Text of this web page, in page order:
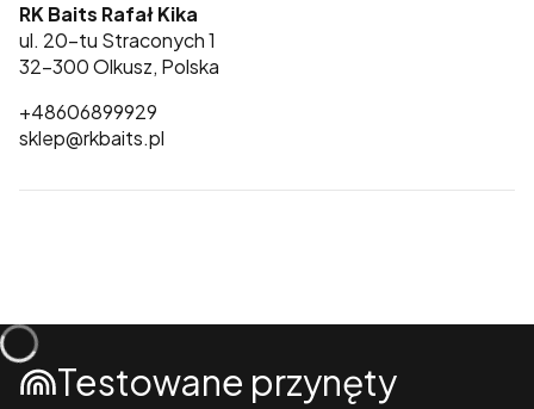
RK Baits Rafał Kika
ul. 20-tu Straconych 1
32-300 Olkusz, Polska
+48606899929
sklep@rkbaits.pl
Testowane przynęty